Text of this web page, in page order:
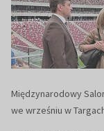
Międzynarodowy
we wrześniu w